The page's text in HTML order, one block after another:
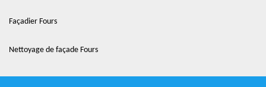
Façadier Fours
Nettoyage de façade Fours